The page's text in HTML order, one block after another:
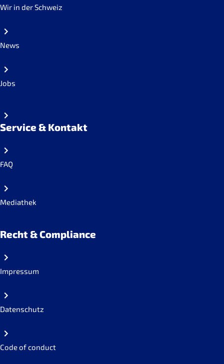
Wir in der Schweiz
News
Jobs
Service & Kontakt
FAQ
Mediathek
Recht & Compliance
Impressum
Datenschutz
Code of conduct